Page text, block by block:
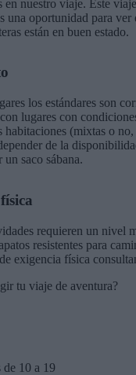
en nuestro viaje. Este
una oportunidad para ver
están en buen estado.
los estándares son
lugares con
habitaciones (mixtas o
de la
saco sábana.
requieren un nivel
resistentes para
exigencia física
tu viaje de aventura?
10 a 19